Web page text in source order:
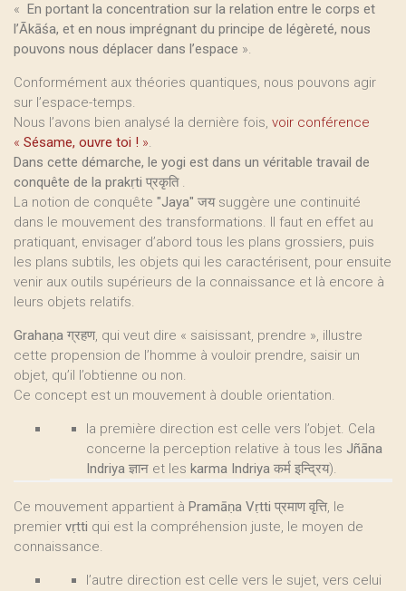
« En portant la concentration sur la relation entre le corps et
l’Ākāśa, et en nous imprégnant du principe de légèreté, nous
pouvons nous déplacer dans l’espace ».
Conformément aux théories quantiques, nous pouvons agir
sur l’espace-temps.
Nous l’avons bien analysé la dernière fois, voir conférence
« Sésame, ouvre toi ! ».
Dans cette démarche, le yogi est dans un véritable travail de
conquête de la prakṛti प्रकृति.
La notion de conquête "Jaya" जय suggère une continuité
dans le mouvement des transformations. Il faut en effet au
pratiquant, envisager d’abord tous les plans grossiers, puis
les plans subtils, les objets qui les caractérisent, pour ensuite
venir aux outils supérieurs de la connaissance et là encore à
leurs objets relatifs.
Grahaṇa ग्रहण, qui veut dire « saisissant, prendre », illustre
cette propension de l’homme à vouloir prendre, saisir un
objet, qu’il l’obtienne ou non.
Ce concept est un mouvement à double orientation.
la première direction est celle vers l’objet. Cela
concerne la perception relative à tous les Jñāna
Indriya ज्ञान et les karma Indriya कर्म इन्द्रिय).
Ce mouvement appartient à Pramāṇa Vṛtti प्रमाण वृत्ति, le
premier vṛtti qui est la compréhension juste, le moyen de
connaissance.
l’autre direction est celle vers le sujet, vers celui